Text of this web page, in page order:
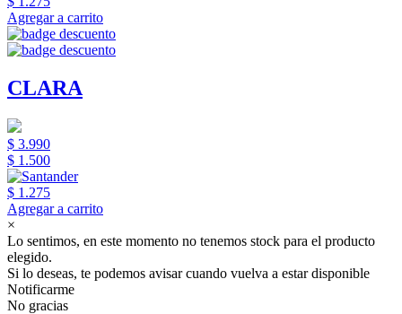
Agregar a carrito
CLARA
$ 3.990
$ 1.500
$ 1.275
Agregar a carrito
×
Lo sentimos, en este momento no tenemos stock para el producto
elegido.
Si lo deseas, te podemos avisar cuando vuelva a estar disponible
Notificarme
No gracias